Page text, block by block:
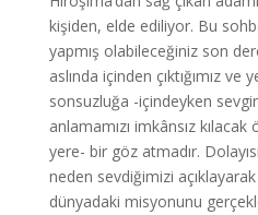
kişiden, elde ediliyor. Bu
yapmış olabileceğiniz son
aslında içinden çıktığımız
sonsuzluğa -içindeyken
anlamamızı imkânsız
yere- bir göz atmadır.
neden sevdiğimizi
dünyadaki misyonunu